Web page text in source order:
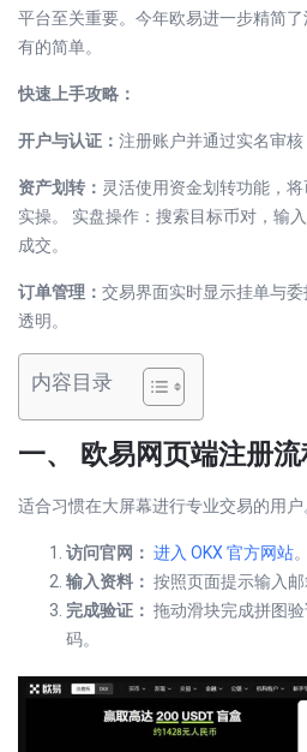
平台至关重要。今年欧易进一步精简
有的简单。
快速上手攻略：
开户与认证： 注册账户并通过实名审核
资产划转： 灵活使用资金划转功能，
实操。 实盘操作：搜索目标币对，输
成交。
订单管理： 交易界面实时显示挂单与
透明。
内容目录
一、 欧易网页端注册
适合习惯在大屏幕进行专业交易的用户
访问官网： 进入 OKX 官方网站。
输入资料： 按照页面提示输入邮
完成验证： 拖动滑块完成拼图
码。